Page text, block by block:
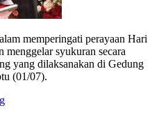
memperingati perayaan Hari
menggelar syukuran secara
yang dilaksanakan di Gedung
(01/07).